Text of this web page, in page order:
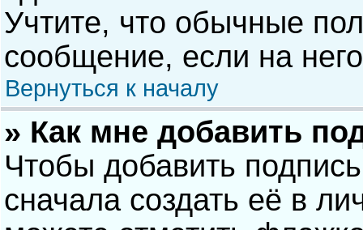
Учтите, что обычные
сообщение, если на
Вернуться к началу
» Как мне добавить
Чтобы добавить
сначала создать её в